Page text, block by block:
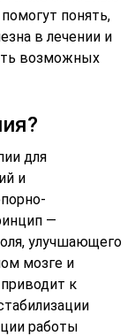
понять,
в лечении и
возможных
для
и
—
улучшающего
мозге и
к
работы